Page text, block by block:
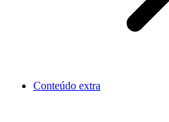
Conteúdo extra